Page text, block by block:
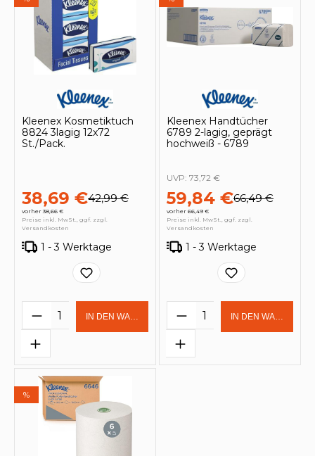
Kleenex Kosmetiktuch
8824 3lagig 12x72
St./Pack.
38,69 €42,99 €
vorher 38,66 €
Preise inkl. MwSt., ggf. zzgl.
Versandkosten
1 - 3 Werktage
Produkt Anzahl: Gib den
IN DEN WARENKORB
Kleenex Handtücher
6789 2-lagig, geprägt
hochweiß - 6789
59,84 €66,49 €
vorher 66,49 €
UVP: 73,72 €
Preise inkl. MwSt., ggf. zzgl.
Versandkosten
1 - 3 Werktage
Produkt Anzahl:
IN DEN
%